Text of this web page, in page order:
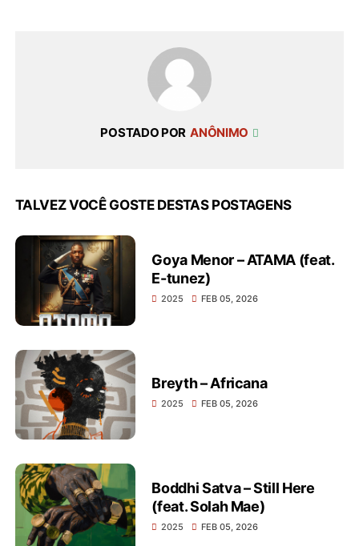
POSTADO POR ANÔNIMO
TALVEZ VOCÊ GOSTE DESTAS POSTAGENS
Goya Menor – ATAMA (feat.
E-tunez)
2025 FEB 05, 2026
Breyth – Africana
2025 FEB 05, 2026
Boddhi Satva – Still Here
(feat. Solah Mae)
2025 FEB 05, 2026